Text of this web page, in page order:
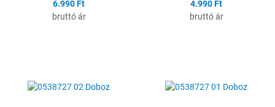
6.990 Ft
bruttó ár
4.990 Ft
bruttó ár
Összehasonlítás